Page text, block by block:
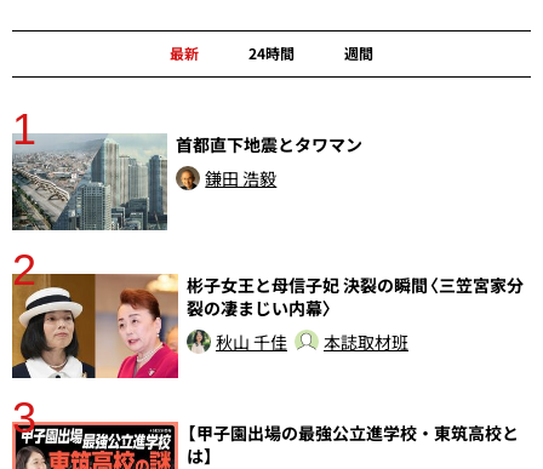
最新 24時間 週間
1
首都直下地震とタワマン
鎌田 浩毅
2
彬子女王と母信子妃 決裂の瞬間〈三笠宮家分
裂の凄まじい内幕〉
秋山 千佳
本誌取材班
3
【甲子園出場の最強公立進学校・東筑高校と
は】